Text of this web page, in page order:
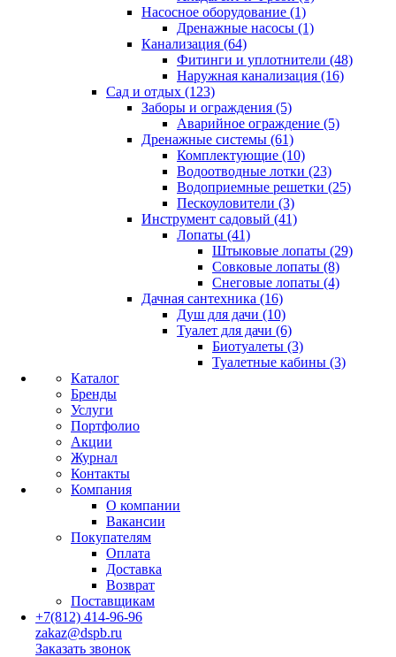
Насосное оборудование (1)
Дренажные насосы (1)
Канализация (64)
Фитинги и уплотнители (48)
Наружная канализация (16)
Сад и отдых (123)
Заборы и ограждения (5)
Аварийное ограждение (5)
Дренажные системы (61)
Комплектующие (10)
Водоотводные лотки (23)
Водоприемные решетки (25)
Пескоуловители (3)
Инструмент садовый (41)
Лопаты (41)
Штыковые лопаты (29)
Совковые лопаты (8)
Снеговые лопаты (4)
Дачная сантехника (16)
Душ для дачи (10)
Туалет для дачи (6)
Биотуалеты (3)
Туалетные кабины (3)
Каталог
Бренды
Услуги
Портфолио
Акции
Журнал
Контакты
Компания
О компании
Вакансии
Покупателям
Оплата
Доставка
Возврат
Поставщикам
+7(812) 414-96-96
zakaz@dspb.ru
Заказать звонок